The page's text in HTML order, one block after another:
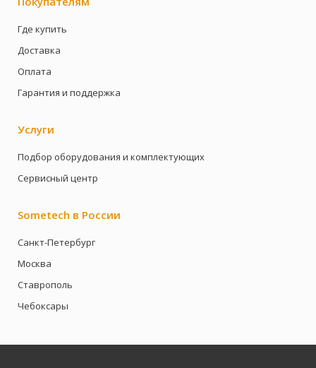
Где купить
Доставка
Оплата
Гарантия и поддержка
Услуги
Подбор оборудования и комплектующих
Сервисный центр
Sometech в России
Санкт-Петербург
Москва
Ставрополь
Чебоксары